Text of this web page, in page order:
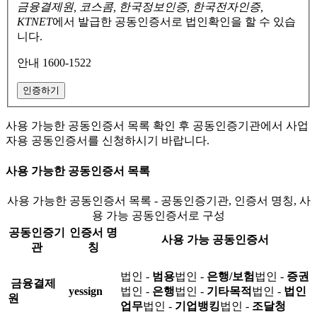
금융결제원, 코스콤, 한국정보인증, 한국전자인증,
KTNET에서 발급한 공동인증서로 법인확인을 할 수 있습
니다.
안내 1600-1522
인증하기
사용 가능한 공동인증서 목록 확인 후 공동인증기관에서 사업
자용 공동인증서를 신청하시기 바랍니다.
사용 가능한 공동인증서 목록
사용 가능한 공동인증서 목록 - 공동인증기관, 인증서 명칭, 사
용 가능 공동인증서로 구성
공동인증기
관
인증서 명
칭
사용 가능 공동인증서
금융결제
원
yessign
법인 - 범용법인 - 은행/보험 법인 - 증권
법인 - 은행법인 - 기타목적 법인 - 법인
업무법인 - 기업뱅킹법인 - 조달청